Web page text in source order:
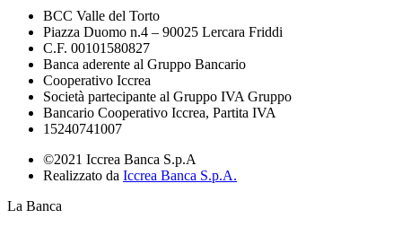
BCC Valle del Torto
Piazza Duomo n.4 – 90025 Lercara Friddi
C.F. 00101580827
Banca aderente al Gruppo Bancario
Cooperativo Iccrea
Società partecipante al Gruppo IVA Gruppo
Bancario Cooperativo Iccrea, Partita IVA
15240741007
©2021 Iccrea Banca S.p.A
Realizzato da Iccrea Banca S.p.A.
La Banca